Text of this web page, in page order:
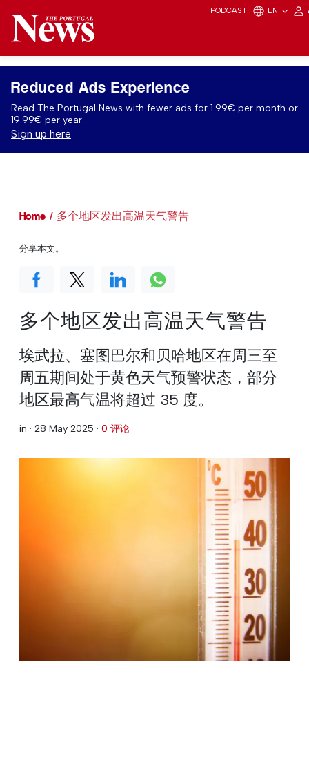
PODCAST EN
Reduced Ads Experience
Read The Portugal News with fewer ads for 1.99€ per month or
19.99€ per year.
Sign up here
Home 多个地区发出高温天气警告
多个地区发出高温天气警告
埃武拉、塞图巴尔和贝哈地区在周三至
周五期间处于黄色天气预警状态，部分
地区最高气温将超过 35 度。
in · 28 May 2025 · 0 评论
分享本文。